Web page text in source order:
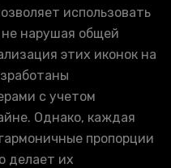
использовать
нарушая общей
этих иконок на
с учетом
Однако, каждая
пропорции
делает их